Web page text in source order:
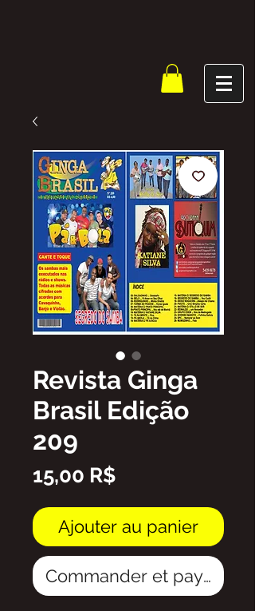
Revista Ginga
Brasil Edição
209
15,00 R$Prix
Ajouter au panier
Commander et payer